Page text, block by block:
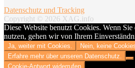
Datenschutz und Tracking
Copyright © 2026 XAG.info
Diese Website benutzt Cookies. Wenn
nutzen, gehen wir von Ihrem
Ja, weiter mit Cookies.
Nein, keine
Erfahre mehr über unseren Datenschutz.
Cookie-Antwort widerrufen